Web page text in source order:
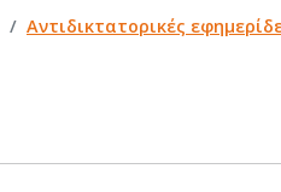
Αντιδικτατορικές